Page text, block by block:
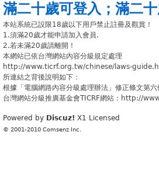
滿二十歲可登入 ； 滿二
本站系統已設限18歲以下用戶禁止註冊及觀賞！
1.須滿20歲才能申請加入會員.
2.若未滿20歲請離開！
本網站已依台灣網站內容分級規定處理
http://www.ticrf.org.tw/chinese/laws-
所連結之背後說明如下：
根據「電腦網路內容分級處理辦法」修正條文第
台灣網站分級推廣基金會TICRF網站：http://
Powered by Discuz! X1 Licensed
© 2001-2010 Comsenz Inc.